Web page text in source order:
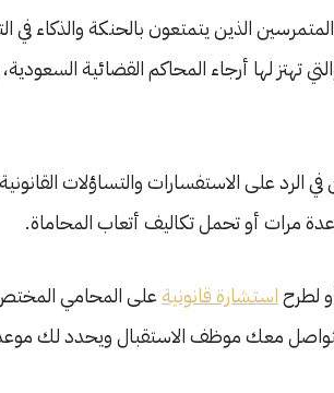
الذين يتمتعون بالحنكة والذكاء في
تهتز لها أرجاء المحاكم القضائية
على الاستفسارات والتساؤلات
مرات أو تحمل تكاليف أتعاب المحاماة.
لطرحاستشارة قانونيةعلى المحامي
يتواصل معك موظف الاستقبال ويحدد لك